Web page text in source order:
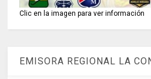
Clic en la imagen para ver información
EMISORA REGIONAL LA